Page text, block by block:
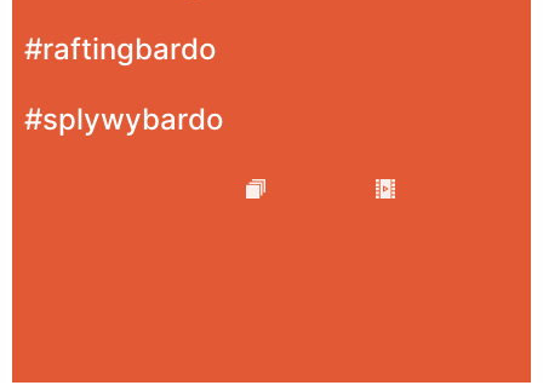
#raftingbardo
#splywybardo